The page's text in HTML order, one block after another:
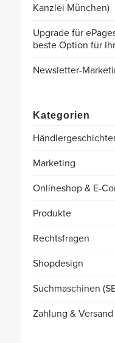
Kanzlei München)
Upgrade für
beste Option für
Newsletter-
Kategorien
Marketing
Onlineshop & E-
Produkte
Rechtsfragen
Shopdesign
Suchmaschinen
Zahlung & Versand